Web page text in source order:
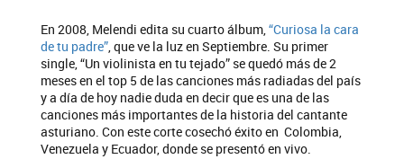
En 2008, Melendi edita su cuarto álbum,“Curiosa la cara
de tu padre”, que ve la luz en Septiembre. Su primer
single, “Un violinista en tu tejado” se quedó más de 2
meses en el top 5 de las canciones más radiadas del país
y a día de hoy nadie duda en decir que es una de las
canciones más importantes de la historia del cantante
asturiano. Con este corte cosechó éxito en Colombia,
Venezuela y Ecuador, donde se presentó en vivo.